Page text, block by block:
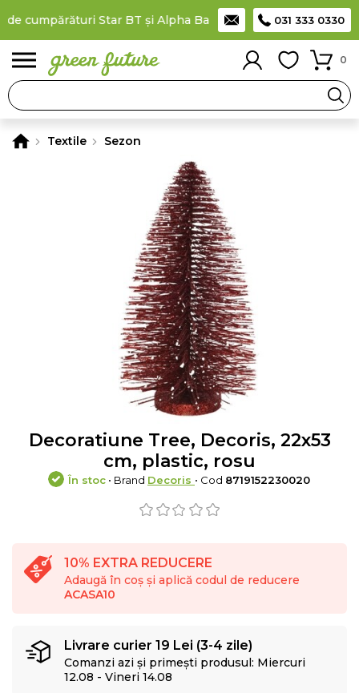
cumpărături Star BT și Alpha Bank Plătești în rateprin
031 333 0330
0
Textile Sezon
Decoratiune Tree, Decoris, 22x53
cm, plastic, rosu
În stoc • Brand Decoris • Cod 8719152230020
10% EXTRA REDUCERE
Adaugă în coș și aplică codul de reducere
ACASA10
Livrare curier 19 Lei (3-4 zile)
Comanzi azi și primești produsul: Miercuri
12.08 - Vineri 14.08